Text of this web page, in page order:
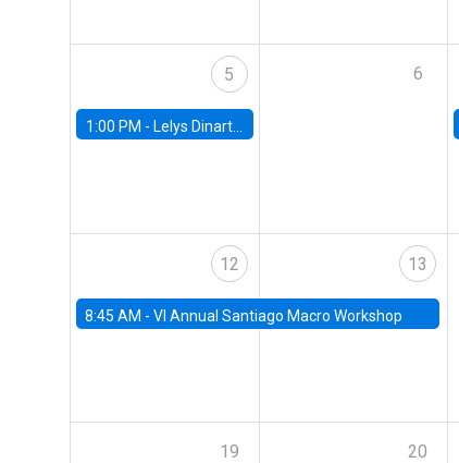
5
1:00 PM - Lelys Dinarte, Banco Mundial
6
12
8:45 AM - VI Annual Santiago Macro Workshop
13
19 20